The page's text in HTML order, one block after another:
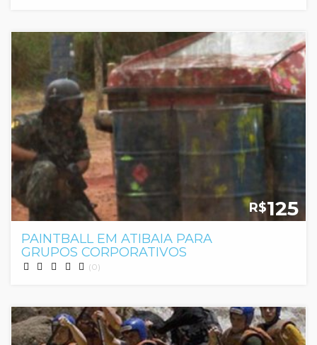
R$125
PAINTBALL EM ATIBAIA PARA
GRUPOS CORPORATIVOS
(0)